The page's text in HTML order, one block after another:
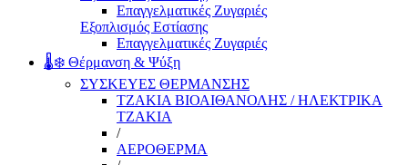
Επαγγελματικές Ζυγαριές
Εξοπλισμός Εστίασης
Επαγγελματικές Ζυγαριές
🌡️❄️ Θέρμανση & Ψύξη
ΣΥΣΚΕΥΕΣ ΘΕΡΜΑΝΣΗΣ
ΤΖΑΚΙΑ ΒΙΟΑΙΘΑΝΟΛΗΣ / ΗΛΕΚΤΡΙΚΑ
ΤΖΑΚΙΑ
/
ΑΕΡΟΘΕΡΜΑ